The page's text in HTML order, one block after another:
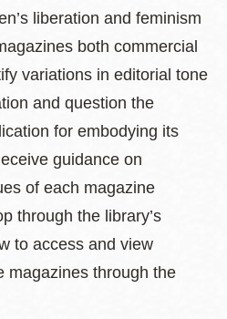
liberation and feminism
both commercial
variations in editorial tone
and question the
for embodying its
guidance on
of each magazine
through the library’s
to access and view
magazines through the